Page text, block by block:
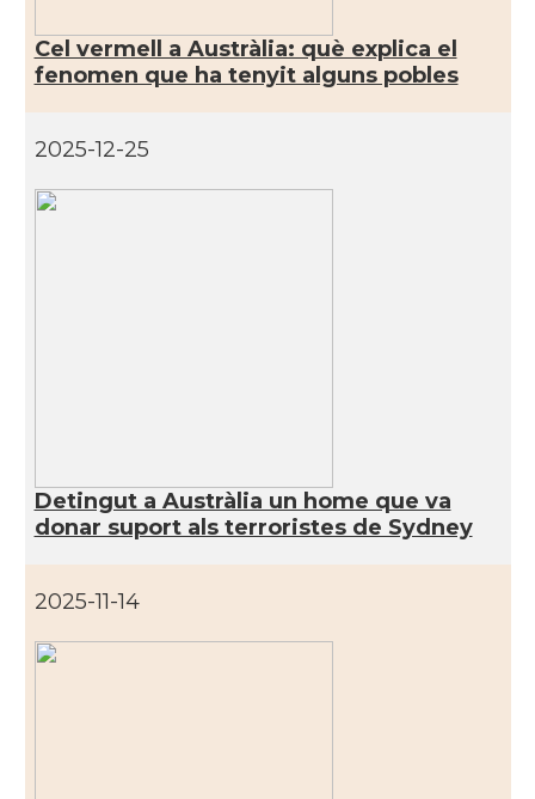
Cel vermell a Austràlia: què explica el
fenomen que ha tenyit alguns pobles
2025-12-25
Detingut a Austràlia un home que va
donar suport als terroristes de Sydney
2025-11-14